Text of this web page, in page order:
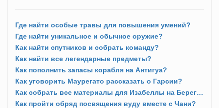
Где найти особые травы для повышения умений?
Где найти уникальное и обычное оружие?
Как найти спутников и собрать команду?
Как найти все легендарные предметы?
Как пополнить запасы корабля на Антигуа?
Как уговорить Маурегато рассказать о Гарсии?
Как собрать все материалы для Изабеллы на Берегу Меча?
Как пройти обряд посвящения вуду вместе с Чани?